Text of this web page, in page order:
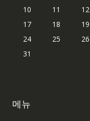
10
11 12
17
18 19
24
25 26
31
메뉴